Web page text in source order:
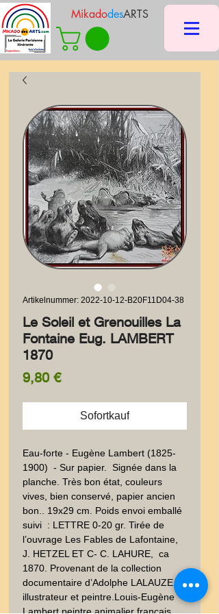
MikadodesARTS
Artikelnummer: 2022-10-12-B20F11D04-38
Le Soleil et Grenouilles La
Fontaine Eug. LAMBERT
1870
9,80 €Preis
Sofortkauf
Eau-forte - Eugène Lambert (1825-
1900)  - Sur papier.  Signée dans la
planche. Très bon état, couleurs
vives, bien conservé, papier ancien
bon.. 19x29 cm. Poids envoi emballé
suivi  : LETTRE 0-20 gr. Tirée de
l’ouvrage Les Fables de Lafontaine,
J. HETZEL ET C- C. LAHURE,  ca
1870. Provenant de la collection
documentaire d’Adolphe LALAUZE,
illustrateur et peintre.Louis-Eugène
Lambert,peintre animalier français.